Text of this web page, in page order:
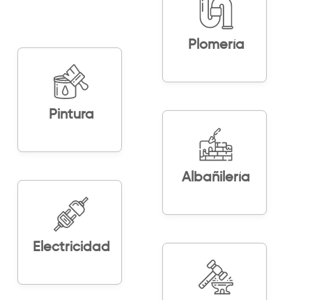
Pintura
Electricidad
Plomería
Albañilería